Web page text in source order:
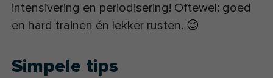
intensivering en periodisering! Oftewel: goed
en hard trainen én lekker rusten. 😉
Simpele tips